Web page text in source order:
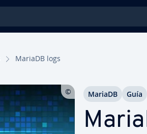
MariaDB logs
MariaDB Guía